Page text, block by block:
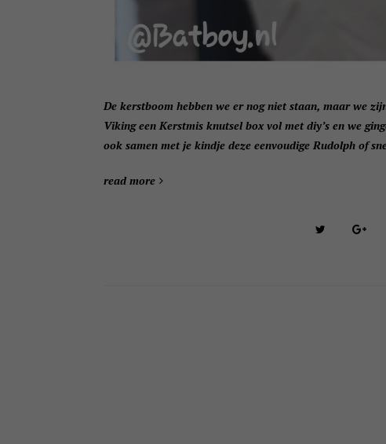
De kerstboom hebben we er nog niet staan, maar we
Viking een Kerstmis knutsel box vol met diy’s en we
ook samen met je kindje deze eenvoudige Rudolph of
read more